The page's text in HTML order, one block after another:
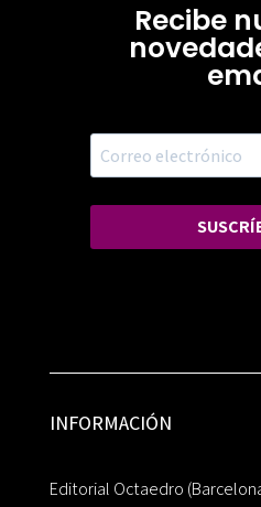
Recibe
INFORMACIÓN
Editorial Octaedro